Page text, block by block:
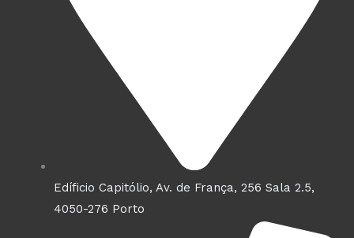
Edíficio Capitólio, Av. de França, 256 Sala 2.5,
4050-276 Porto